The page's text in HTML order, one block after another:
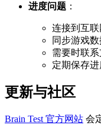
进度问题 ：
连接到互联
同步游戏
需要时联
定期保存进
更新与社区
Brain Test 官方网站 会